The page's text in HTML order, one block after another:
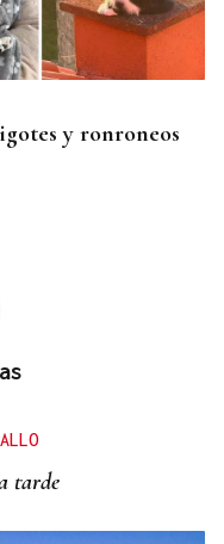
junto a
y ronroneos
tarde